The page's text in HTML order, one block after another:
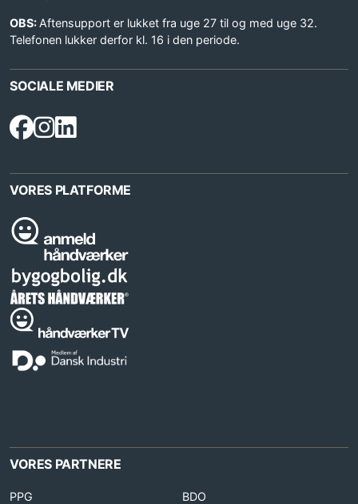
OBS: Aftensupport er lukket fra uge 27 til og med uge 32.
Telefonen lukker derfor kl. 16 i den periode.
SOCIALE MEDIER
VORES PLATFORME
VORES PARTNERE
PPG
BDO